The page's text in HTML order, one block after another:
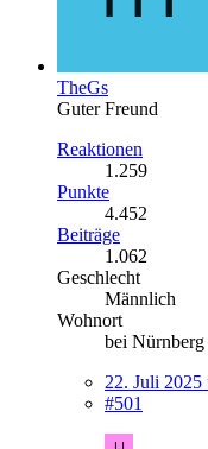
TheGs
Guter Freund
Reaktionen
1.259
Punkte
4.452
Beiträge
1.062
Geschlecht
Männlich
Wohnort
bei Nürnberg
22. Juli 2025
#501